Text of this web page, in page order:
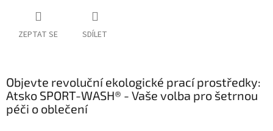
ZEPTAT SE SDÍLET
Objevte revoluční ekologické prací prostředky:
Atsko SPORT-WASH® - Vaše volba pro šetrnou
péči o oblečení